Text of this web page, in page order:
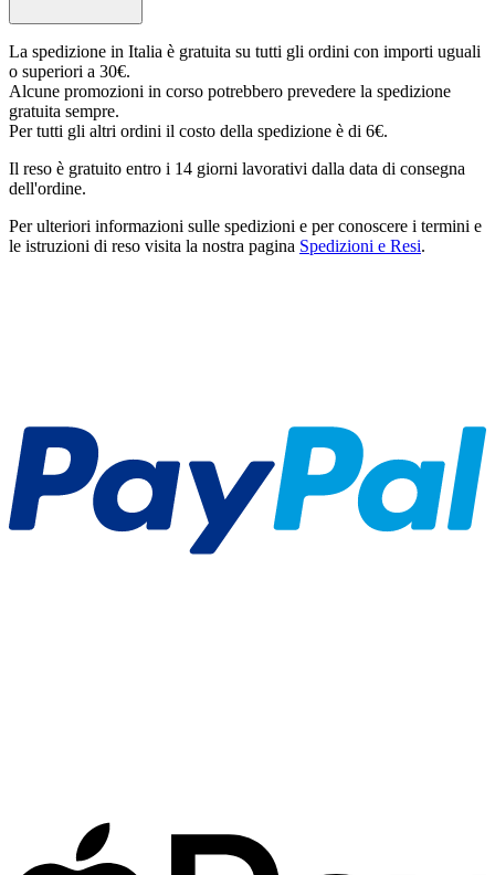
La spedizione in Italia è gratuita su tutti gli ordini con importi uguali
o superiori a 30€.
Alcune promozioni in corso potrebbero prevedere la spedizione
gratuita sempre.
Per tutti gli altri ordini il costo della spedizione è di 6€.
Il reso è gratuito entro i 14 giorni lavorativi dalla data di consegna
dell'ordine.
Per ulteriori informazioni sulle spedizioni e per conoscere i termini e
le istruzioni di reso visita la nostra pagina Spedizioni e Resi.